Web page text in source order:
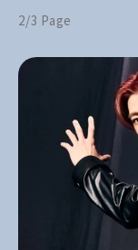
2/3 Page